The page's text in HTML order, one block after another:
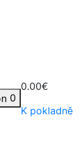
0
0.00€
K pokladně